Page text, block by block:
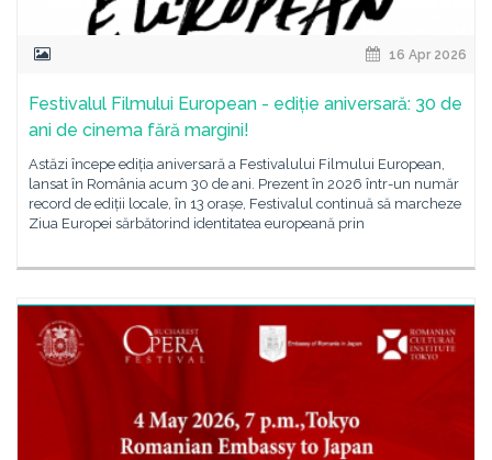
16 Apr 2026
Festivalul Filmului European - ediție aniversară: 30 de
ani de cinema fără margini!
Astăzi începe ediția aniversară a Festivalului Filmului European,
lansat în România acum 30 de ani. Prezent în 2026 într-un număr
record de ediții locale, în 13 orașe, Festivalul continuă să marcheze
Ziua Europei sărbătorind identitatea europeană prin